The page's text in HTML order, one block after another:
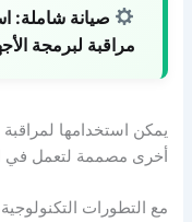
صيانة شاملة:
مراقبة لبرمجة
يمكن استخدامها
أخرى مصممة لتعمل في
مع التطورات